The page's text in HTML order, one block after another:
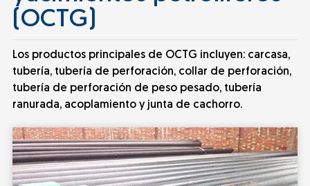
(OCTG)
Los productos principales de OCTG incluyen: carcasa,
tubería, tubería de perforación, collar de perforación,
tubería de perforación de peso pesado, tubería
ranurada, acoplamiento y junta de cachorro.